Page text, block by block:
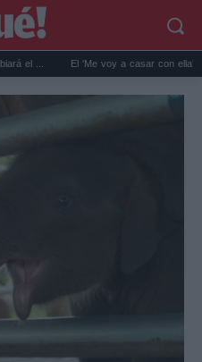
El 'Me voy a casar con ella' a Leonor en